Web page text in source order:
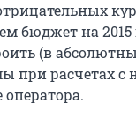
бюджет на 2015
(в
при расчетах с